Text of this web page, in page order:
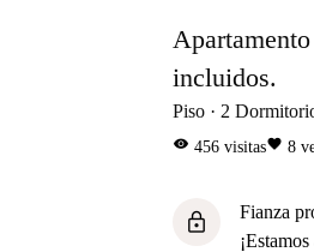
incluidos.
Piso 2
visibility 456 visitasfavorite 8
lock
Fianza